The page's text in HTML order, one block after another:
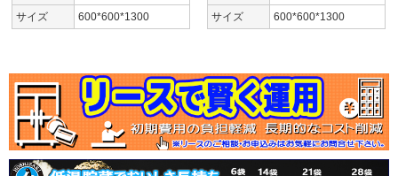
サイズ
600*600*1300
サイズ
600*600*1300